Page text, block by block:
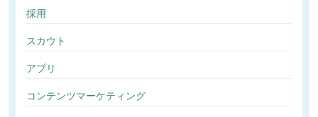
採用
スカウト
アプリ
コンテンツマーケティング